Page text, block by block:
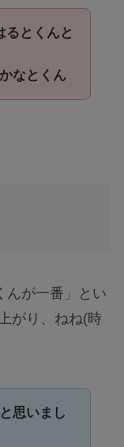
るとくんと
なとくん
んが一番」とい
がり、ねね(時
思いまし